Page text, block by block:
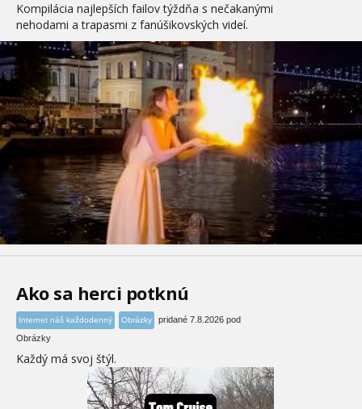
Kompilácia najlepších failov týždňa s nečakanými
nehodami a trapasmi z fanúšikovských videí.
Ako sa herci potknú
Internet náš každodenný Obrázky
pridané 7.8.2026 pod
Obrázky
Každý má svoj štýl.